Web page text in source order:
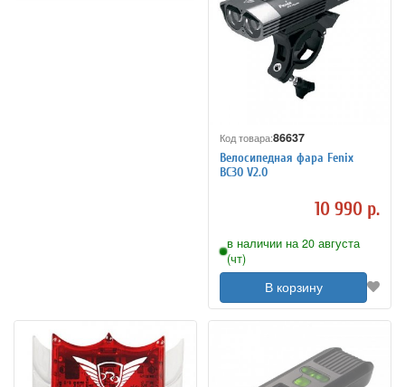
Код товара:86637
Велосипедная фара Fenix
BC30 V2.0
10 990 р.
в наличии на 20 августа
(чт)
В корзину